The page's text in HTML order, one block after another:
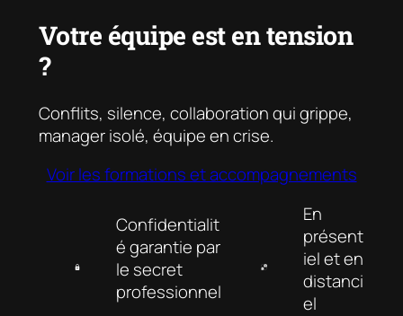
Votre équipe est en tension
?
Conflits, silence, collaboration qui grippe,
managerisolé, équipe en crise.
Voir les formations et accompagnements
Confidentialit
é garantie par
le secret
professionnel
En
présent
ielet en
distanci
el